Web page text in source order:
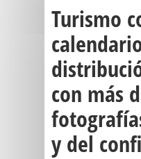
Turismo
con más
y del